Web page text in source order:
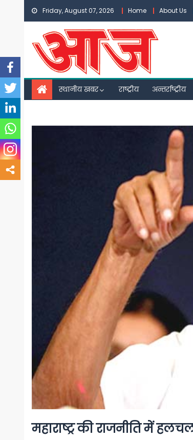
Skip
content
Friday, August 07, 2026 Home About Us
स्थानीय खबर राष्ट्रीय अन्तर्राष्ट्रीय
महाराष्ट्र की राजनीति में